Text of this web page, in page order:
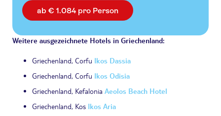
ab € 1.084 pro Person
Weitere ausgezeichnete Hotels in Griechenland:
Griechenland, Corfu Ikos Dassia
Griechenland, Corfu Ikos Odisia
Griechenland, Kefalonia Aeolos Beach Hotel
Griechenland, Kos Ikos Aria